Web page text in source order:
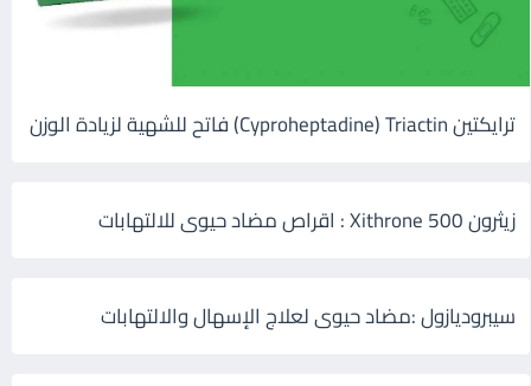
ترايكتين Cyproheptadine) Triactin) فاتح للشهية لزيادة الوزن
زيثرون 500 Xithrone : اقراص مضاد حيوى للالتهابات
سيبروديازول :مضاد حيوى لعلاج الإسهال والالتهابات